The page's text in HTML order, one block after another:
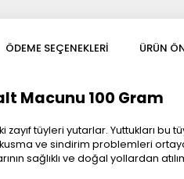
ÖDEME SEÇENEKLERI ÜRÜN
Macunu 100 Gram
tüyleri yutarlar. Yuttukları
kusma ve sindirim problemleri
sağlıklı ve doğal yollardan